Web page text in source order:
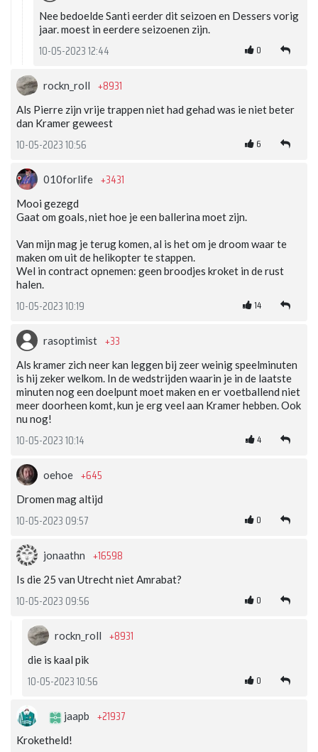
Nee bedoelde Santi eerder dit seizoen en Dessers vorig
jaar. moest in eerdere seizoenen zijn.
10-05-2023 12:44 0
rockn_roll +8931
Als Pierre zijn vrije trappen niet had gehad was ie niet beter
dan Kramer geweest
10-05-2023 10:56 6
010forlife +3431
Mooi gezegd
Gaat om goals, niet hoe je een ballerina moet zijn.
Van mijn mag je terug komen, al is het om je droom waar te
maken om uit de helikopter te stappen.
Wel in contract opnemen: geen broodjes kroket in de rust
halen.
10-05-2023 10:19 14
rasoptimist +33
Als kramer zich neer kan leggen bij zeer weinig speelminuten
is hij zeker welkom. In de wedstrijden waarin je in de laatste
minuten nog een doelpunt moet maken en er voetballend niet
meer doorheen komt, kun je erg veel aan Kramer hebben. Ook
nu nog!
10-05-2023 10:14 4
oehoe +645
Dromen mag altijd
10-05-2023 09:57 0
jonaathn +16598
Is die 25 van Utrecht niet Amrabat?
10-05-2023 09:56 0
rockn_roll +8931
die is kaal pik
10-05-2023 10:56 0
jaapb +21937
Kroketheld!